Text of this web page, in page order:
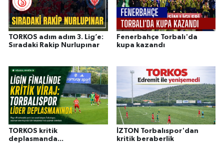
TORKOS adım adım 3. Lig’e:
Sıradaki Rakip Nurlupınar
Fenerbahçe Torbalı'da
kupa kazandı
TORKOS kritik
deplasmanda...
İZTON Torbalıspor'dan
kritik beraberlik